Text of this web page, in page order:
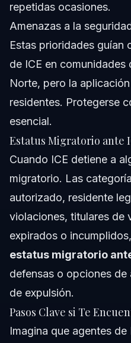
repetidas ocasiones.
Amenazas a la
Estas prioridades guían
de ICE en comunidades
Norte, pero la
residentes. Protegerse
esencial.
Estatus Migratorio ante
Cuando ICE detiene a
migratorio. Las
autorizado, residente
violaciones, titulares de
expirados o
estatus migratorio
defensas o opciones
de expulsión.
Pasos Clave si Te
Imagina que agentes